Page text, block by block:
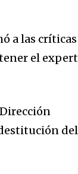
a las
el
del